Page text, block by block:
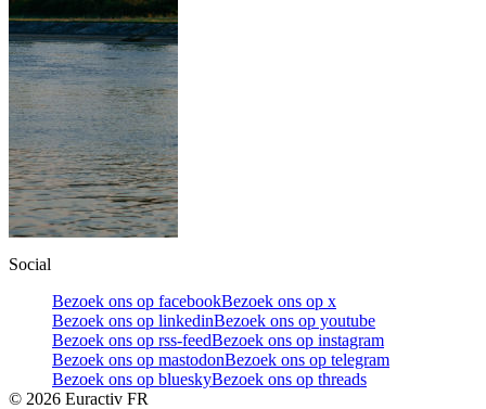
Social
Bezoek ons op facebookBezoek ons op x
Bezoek ons op linkedinBezoek ons op youtube
Bezoek ons op rss-feedBezoek ons op instagram
Bezoek ons op mastodonBezoek ons op telegram
Bezoek ons op blueskyBezoek ons op threads
© 2026 Euractiv FR